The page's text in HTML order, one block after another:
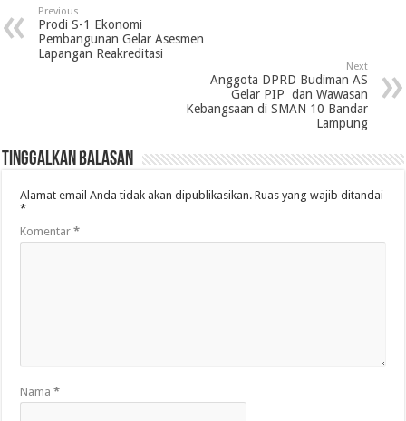
Previous
Prodi S-1 Ekonomi
Pembangunan Gelar Asesmen
Lapangan Reakreditasi
Next
Anggota DPRD Budiman AS
Gelar PIP dan Wawasan
Kebangsaan di SMAN 10 Bandar
Lampung
Tinggalkan Balasan
Alamat email Anda tidak akan dipublikasikan. Ruas yang wajib ditandai
*
Komentar*
Nama*